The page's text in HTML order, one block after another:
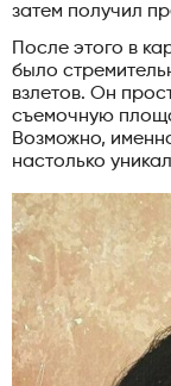
затем получил
После этого в
было
взлетов. Он
съемочную
Возможно,
настолько